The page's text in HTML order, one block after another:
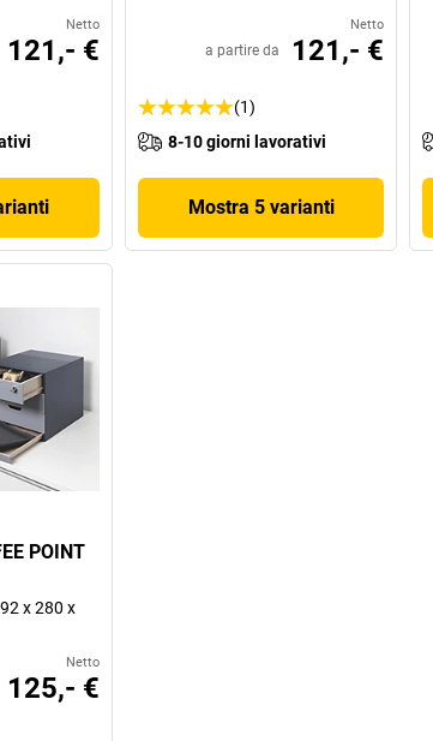
Netto
121,- €
Netto
a partire da 121,- €
(1)
8-10 giorni lavorativi
Mostra 5 varianti
POINT
x 280 x
Netto
125,- €